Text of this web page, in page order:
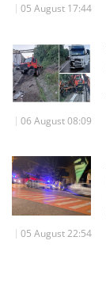
05 August 17:44
06 August 08:09
05 August 22:54